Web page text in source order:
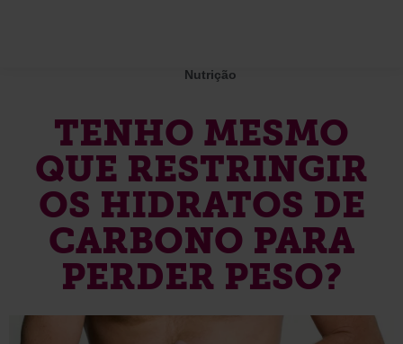
Nutrição
TENHO MESMO
QUE RESTRINGIR
OS HIDRATOS DE
CARBONO PARA
PERDER PESO?